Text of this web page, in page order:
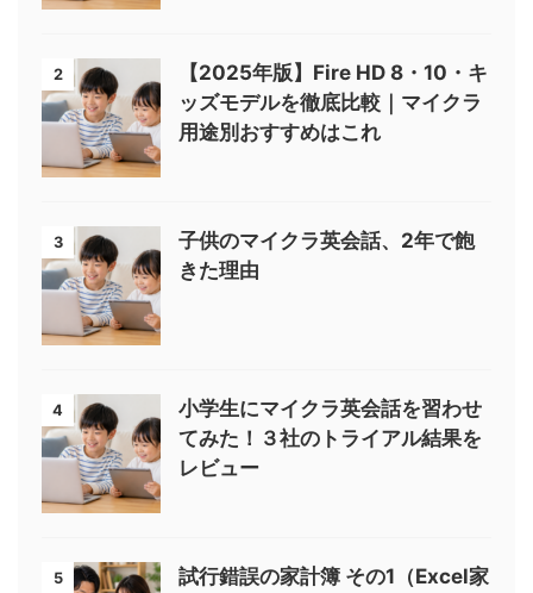
2
【2025年版】Fire HD 8・10・キ
ッズモデルを徹底比較｜マイクラ
用途別おすすめはこれ
3
子供のマイクラ英会話、2年で飽
きた理由
4
小学生にマイクラ英会話を習わせ
てみた！３社のトライアル結果を
レビュー
5
試行錯誤の家計簿 その1（Excel家